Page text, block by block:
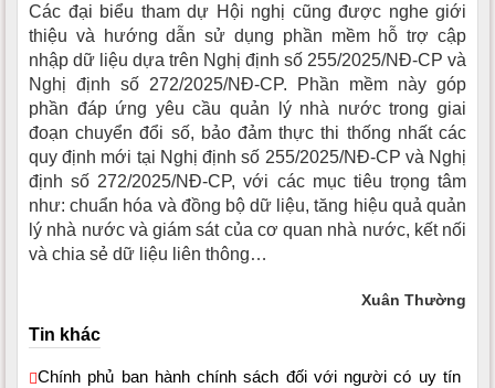
Các đại biểu tham dự Hội nghị cũng được nghe giới
thiệu và hướng dẫn sử dụng phần mềm hỗ trợ cập
nhập dữ liệu dựa trên Nghị định số 255/2025/NĐ-CP và
Nghị định số 272/2025/NĐ-CP. Phần mềm này góp
phần đáp ứng yêu cầu quản lý nhà nước trong giai
đoạn chuyển đổi số, bảo đảm thực thi thống nhất các
quy định mới tại Nghị định số 255/2025/NĐ-CP và Nghị
định số 272/2025/NĐ-CP, với các mục tiêu trọng tâm
như: chuẩn hóa và đồng bộ dữ liệu, tăng hiệu quả quản
lý nhà nước và giám sát của cơ quan nhà nước, kết nối
và chia sẻ dữ liệu liên thông…
Xuân Thường
Tin khác
Chính phủ ban hành chính sách đối với người có uy tín